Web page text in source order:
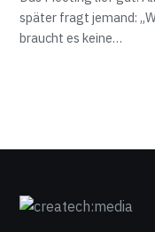
später fragt jemand:
braucht es keine…